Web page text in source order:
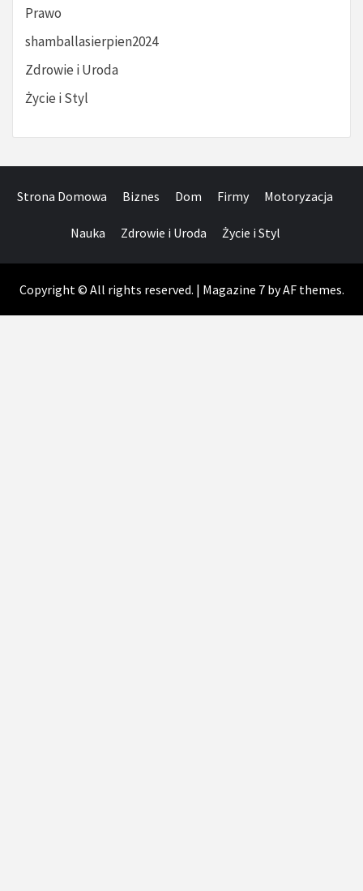
Prawo
shamballasierpien2024
Zdrowie i Uroda
Życie i Styl
Strona Domowa Biznes Dom Firmy Motoryzacja
Nauka Zdrowie i Uroda Życie i Styl
Copyright © All rights reserved. | Magazine 7by AF themes.